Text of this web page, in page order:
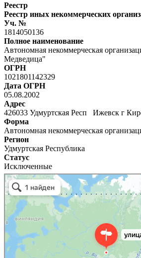
Реестр
Реестр иных некоммерческих
Уч. №
1814050136
Полное наименование
Автономная некоммерческая
Медведица"
ОГРН
1021801142329
Дата ОГРН
05.08.2002
Адрес
426033 Удмуртская Респ Ижевск г
Форма
Автономная некоммерческая
Регион
Удмуртская Республика
Статус
Исключенные